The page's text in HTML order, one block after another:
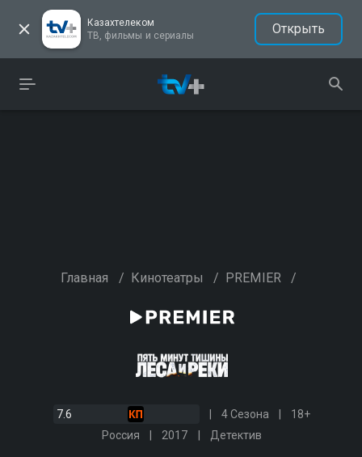
Казахтелеком
ТВ, фильмы и сериалы
Открыть
Главная / Кинотеатры / PREMIER /
7.6 4 Сезона
18+
Россия
2017 Детектив